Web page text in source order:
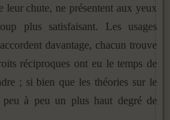
leur chute, ne présentent aux yeux
plus satisfaisant. Les usages
davantage, cha­cun trouve
réciproques ont eu le temps de
; si bien que les théories sur le
à peu un plus haut degré de